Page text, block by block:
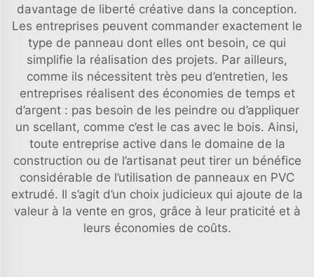
davantage de liberté créative dans la conception.
Les entreprises peuvent commander exactement le
type de panneau dont elles ont besoin, ce qui
simplifie la réalisation des projets. Par ailleurs,
comme ils nécessitent très peu d’entretien, les
entreprises réalisent des économies de temps et
d’argent : pas besoin de les peindre ou d’appliquer
un scellant, comme c’est le cas avec le bois. Ainsi,
toute entreprise active dans le domaine de la
construction ou de l’artisanat peut tirer un bénéfice
considérable de l’utilisation de panneaux en PVC
extrudé. Il s’agit d’un choix judicieux qui ajoute de la
valeur à la vente en gros, grâce à leur praticité et à
leurs économies de coûts.